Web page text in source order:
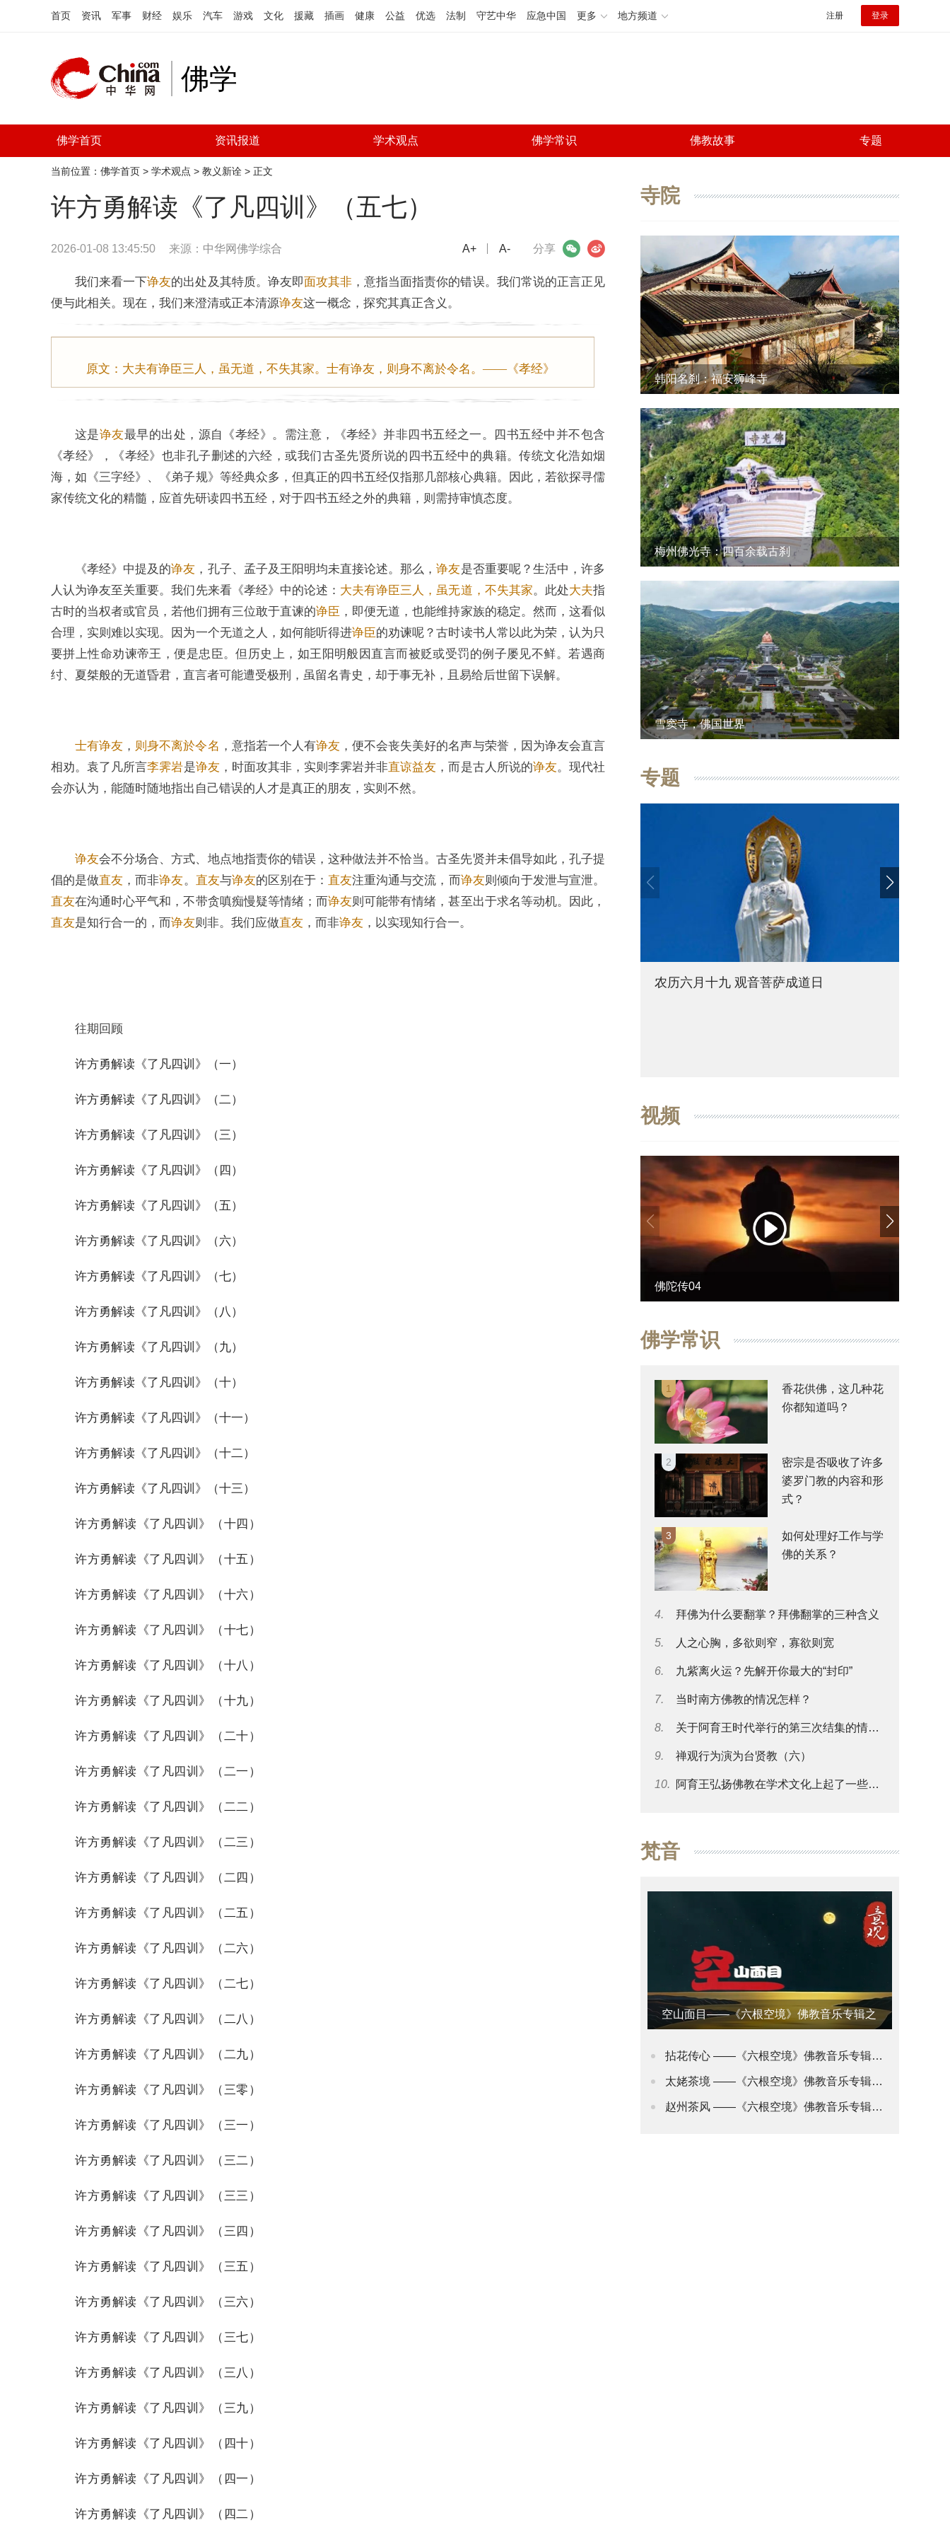
首页 资讯 军事 财经 娱乐 汽车 游戏 文化 援藏 插画 健康 公益 优选 法制 守艺中华 应急中国 更多 地方频道 注册 登录
佛学
佛学首页 资讯报道 学术观点 佛学常识 佛教故事 专题
当前位置： 佛学首页 > 学术观点 > 教义新诠 > 正文
许方勇解读《了凡四训》（五七）
2026-01-08 13:45:50 来源： 中华网佛学综合 分享
微信 微博
A+ A-
我们来看一下诤友的出处及其特质。诤友即面攻其非 ，意指当面指责你的错误。我们常说的正言正见
便与此相关。现在，我们来澄清或正本清源诤友这一概念，探究其真正含义。
原文：大夫有诤臣三人，虽无道，不失其家。士有诤友，则身不离於令名。——《孝经》
这是诤友最早的出处，源自《孝经》。需注意，《孝经》并非四书五经之一。四书五经中并不包含
《孝经》，《孝经》也非孔子删述的六经，或我们古圣先贤所说的四书五经中的典籍。传统文化浩如烟
海，如《三字经》、《弟子规》等经典众多，但真正的四书五经仅指那几部核心典籍。因此，若欲探寻儒
家传统文化的精髓，应首先研读四书五经，对于四书五经之外的典籍，则需持审慎态度。
《孝经》中提及的诤友 ，孔子、孟子及王阳明均未直接论述。那么，诤友是否重要呢？生活中，许多
人认为诤友至关重要。我们先来看《孝经》中的论述： 大夫有诤臣三人，虽无道，不失其家。此处大夫指
古时的当权者或官员，若他们拥有三位敢于直谏的诤臣 ，即便无道，也能维持家族的稳定。然而，这看似
合理，实则难以实现。因为一个无道之人，如何能听得进诤臣的劝谏呢？古时读书人常以此为荣，认为只
要拼上性命劝谏帝王，便是忠臣。但历史上，如王阳明般因直言而被贬或受罚的例子屡见不鲜。若遇商
纣、夏桀般的无道昏君，直言者可能遭受极刑，虽留名青史，却于事无补，且易给后世留下误解。
士有诤友 ， 则身不离於令名 ，意指若一个人有诤友 ，便不会丧失美好的名声与荣誉，因为诤友会直言
相劝。袁了凡所言李霁岩是诤友 ，时面攻其非，实则李霁岩并非直谅益友 ，而是古人所说的诤友。现代社
会亦认为，能随时随地指出自己错误的人才是真正的朋友，实则不然。
诤友会不分场合、方式、地点地指责你的错误，这种做法并不恰当。古圣先贤并未倡导如此，孔子提
倡的是做直友 ，而非诤友。 直友与诤友的区别在于： 直友注重沟通与交流，而诤友则倾向于发泄与宣泄。
直友在沟通时心平气和，不带贪嗔痴慢疑等情绪；而诤友则可能带有情绪，甚至出于求名等动机。因此，
直友是知行合一的，而诤友则非。我们应做直友 ，而非诤友 ，以实现知行合一。
往期回顾
许方勇解读《了凡四训》（一）
许方勇解读《了凡四训》（二）
许方勇解读《了凡四训》（三）
许方勇解读《了凡四训》（四）
许方勇解读《了凡四训》（五）
许方勇解读《了凡四训》（六）
许方勇解读《了凡四训》（七）
许方勇解读《了凡四训》（八）
许方勇解读《了凡四训》（九）
许方勇解读《了凡四训》（十）
许方勇解读《了凡四训》（十一）
许方勇解读《了凡四训》（十二）
许方勇解读《了凡四训》（十三）
许方勇解读《了凡四训》（十四）
许方勇解读《了凡四训》（十五）
许方勇解读《了凡四训》（十六）
许方勇解读《了凡四训》（十七）
许方勇解读《了凡四训》（十八）
许方勇解读《了凡四训》（十九）
许方勇解读《了凡四训》（二十）
许方勇解读《了凡四训》（二一）
许方勇解读《了凡四训》（二二）
许方勇解读《了凡四训》（二三）
许方勇解读《了凡四训》（二四）
许方勇解读《了凡四训》（二五）
许方勇解读《了凡四训》（二六）
许方勇解读《了凡四训》（二七）
许方勇解读《了凡四训》（二八）
许方勇解读《了凡四训》（二九）
许方勇解读《了凡四训》（三零）
许方勇解读《了凡四训》（三一）
许方勇解读《了凡四训》（三二）
许方勇解读《了凡四训》（三三）
许方勇解读《了凡四训》（三四）
许方勇解读《了凡四训》（三五）
许方勇解读《了凡四训》（三六）
许方勇解读《了凡四训》（三七）
许方勇解读《了凡四训》（三八）
许方勇解读《了凡四训》（三九）
许方勇解读《了凡四训》（四十）
许方勇解读《了凡四训》（四一）
许方勇解读《了凡四训》（四二）
寺院
韩阳名刹：福安狮峰寺
梅州佛光寺：四百余载古刹
雪窦寺，佛国世界
专题
农历六月十九 观音菩萨成道日
视频
佛陀传04
佛学常识
1
香花供佛，这几种花
你都知道吗？
2
密宗是否吸收了许多
婆罗门教的内容和形
式？
3
如何处理好工作与学
佛的关系？
4. 拜佛为什么要翻掌？拜佛翻掌的三种含义
5. 人之心胸，多欲则窄，寡欲则宽
6. 九紫离火运？先解开你最大的“封印”
7. 当时南方佛教的情况怎样？
8. 关于阿育王时代举行的第三次结集的情况可否再谈一些？
9. 禅观行为演为台贤教（六）
10. 阿育王弘扬佛教在学术文化上起了一些什么影响？
梵音
空山面目——《六根空境》佛教音乐专辑之
拈花传心 ——《六根空境》佛教音乐专辑之身观•花道
太姥茶境 ——《六根空境》佛教音乐专辑之舌观•茶道(2)
赵州茶风 ——《六根空境》佛教音乐专辑之舌观•茶道(1)